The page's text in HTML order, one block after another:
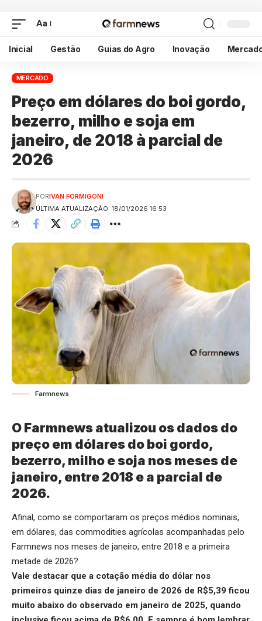
Aa
Inicial Gestão Guias do Agro Inovação
MERCADO
Preço em dólares do boi gordo,
bezerro, milho e soja em
janeiro, de 2018 à parcial de
2026
ÚLTIMA ATUALIZAÇÃO: 18/01/2026 16:53
PORIVAN FORMIGONI
Farmnews
O Farmnews atualizou os dados do
preço em dólares do boi gordo,
bezerro, milho e soja nos meses de
janeiro, entre 2018 e a parcial de
2026.
Afinal, como se comportaram os preços médios nominais,
em dólares, das commodities agrícolas acompanhadas pelo
Farmnews nos meses de janeiro, entre 2018 e a primeira
metade de 2026?
Vale destacar que a cotação média do dólar nos
primeiros quinze dias de janeiro de 2026 de R$5,39 ficou
muito abaixo do observado em janeiro de 2025, quando